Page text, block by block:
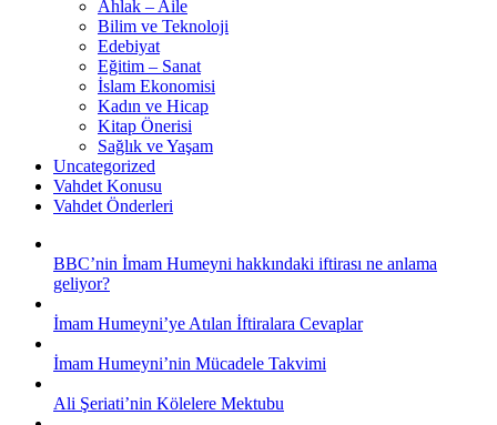
Ahlak – Aile
Bilim ve Teknoloji
Edebiyat
Eğitim – Sanat
İslam Ekonomisi
Kadın ve Hicap
Kitap Önerisi
Sağlık ve Yaşam
Uncategorized
Vahdet Konusu
Vahdet Önderleri
BBC’nin İmam Humeyni hakkındaki iftirası ne anlama
geliyor?
İmam Humeyni’ye Atılan İftiralara Cevaplar
İmam Humeyni’nin Mücadele Takvimi
Ali Şeriati’nin Kölelere Mektubu